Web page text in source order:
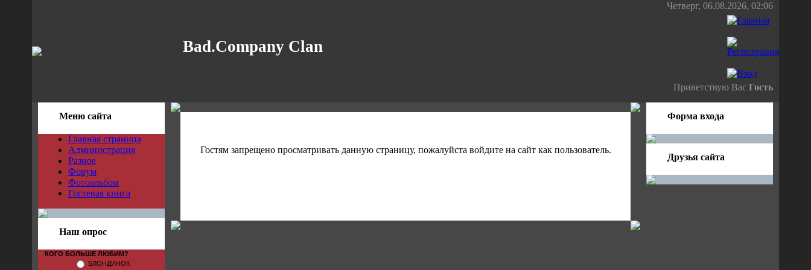
Четверг, 06.08.2026, 02:06
Bad.Company Clan
Приветствую Вас Гость
Меню сайта
Главная страница
Администрация
Разное
Форум
Фотоальбом
Гостевая книга
Наш опрос
КОГО БОЛЬШЕ ЛЮБИМ?
БЛОНДИНОК
Гостям запрещено просматривать данную страницу, пожалуйста войдите на сайт как пользователь.
Форма входа
Друзья сайта